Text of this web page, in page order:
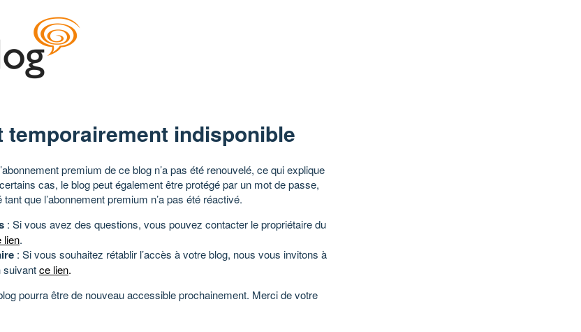
temporairement indisponible
premium de ce blog n’a pas été renouvelé, ce qui explique
cas, le blog peut également être protégé par un mot de passe,
que l’abonnement premium n’a pas été réactivé.
: Si vous avez des questions, vous pouvez contacter le propriétaire du
lien.
: Si vous souhaitez rétablir l’accès à votre blog, nous vous invitons à
suivantce lien.
pourra être de nouveau accessible prochainement. Merci de votre